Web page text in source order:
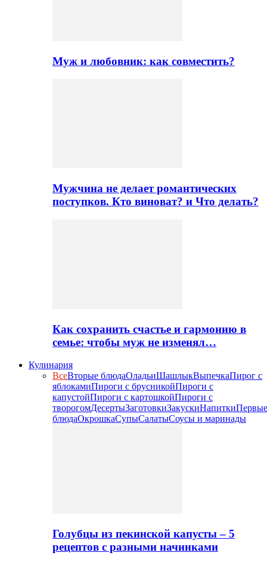
Муж и любовник: как совместить?
Мужчина не делает романтических
поступков. Кто виноват? и Что делать?
Как сохранить счастье и гармонию в
семье: чтобы муж не изменял…
Кулинария
ВсеВторые блюдаОладьиШашлыкВыпечкаПирог с
яблокамиПироги с брусникойПироги с
капустойПироги с картошкойПироги с
творогомДесертыЗаготовкиЗакускиНапиткиПервые
блюдаОкрошкаСупыСалатыСоусы и маринады
Голубцы из пекинской капусты – 5
рецептов с разными начинками